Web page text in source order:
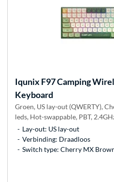
IqunixF97 Camping
Keyboard
Groen, US lay-out (QWERTY),
leds, Hot-swappable, PBT,
Lay-out: US lay-out
Verbinding: Draadloos
Switch type: Cherry MX